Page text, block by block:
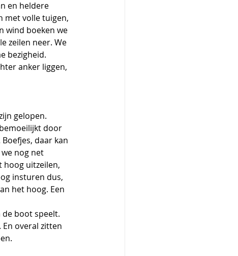
met volle tuigen,
wind boeken we
zeilen neer. We
bezigheid.
anker liggen,
gelopen.
door
daar kan
nog net
hoog uitzeilen,
insturen dus,
het hoog. Een
overal zitten